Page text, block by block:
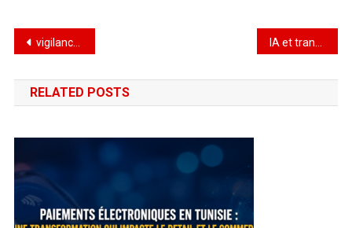
Navigation
de
l’article
vigilance sur le stockage des boissons en période de chaleur
RELATED POSTS